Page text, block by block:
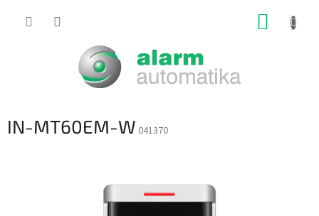
IN-MT60EM-W 041370